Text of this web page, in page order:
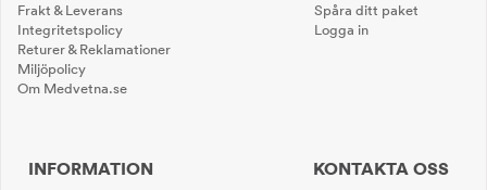
Frakt & Leverans
Integritetspolicy
Returer & Reklamationer
Miljöpolicy
Om Medvetna.se
Spåra ditt paket
Logga in
INFORMATION KONTAKTA OSS